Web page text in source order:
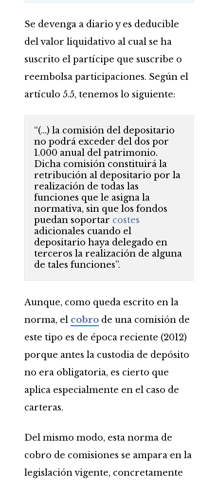
Se devenga a diario y es deducible
del valor liquidativo al cual se ha
suscrito el partícipe que suscribe o
reembolsa participaciones. Según el
artículo 5.5, tenemos lo siguiente:
“(…) la comisión del depositario
no podrá exceder del dos por
1.000 anual del patrimonio.
Dicha comisión constituirá la
retribución al depositario por la
realización de todas las
funciones que le asigna la
normativa, sin que los fondos
puedan soportar costes
adicionales cuando el
depositario haya delegado en
terceros la realización de alguna
de tales funciones”.
Aunque, como queda escrito en la
norma, el cobrode una comisión de
este tipo es de época reciente (2012)
porque antes la custodia de depósito
no era obligatoria, es cierto que
aplica especialmente en el caso de
carteras.
Del mismo modo, esta norma de
cobro de comisiones se ampara en la
legislación vigente, concretamente